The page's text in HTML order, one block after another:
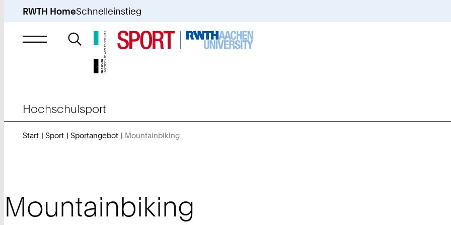
RWTH HomeSchnelleinstieg
Suche
nach
Hochschulsport
Start Sport Sportangebot Mountainbiking
Mountainbiking